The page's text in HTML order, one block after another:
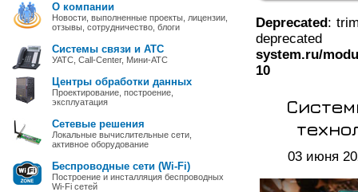
О компании
Новости, выполненные проекты, лицензии,
отзывы, сотрудничество, блоги
Системы связи и АТС
УАТС, Call-Center, Мини-АТС
Центры обработки данных
Проектирование, построение,
эксплуатация
Сетевые решения
Локальные вычислительные сети,
активное оборудование
Беспроводные сети (Wi-Fi)
Построение и инсталляция беспроводных
Wi-Fi сетей
Deprecated:
system.ru/
10
03 июня